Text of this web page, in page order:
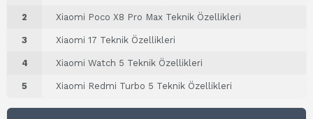
2 Xiaomi Poco X8 Pro Max Teknik Özellikleri
3 Xiaomi 17 Teknik Özellikleri
4 Xiaomi Watch 5 Teknik Özellikleri
5 Xiaomi Redmi Turbo 5 Teknik Özellikleri